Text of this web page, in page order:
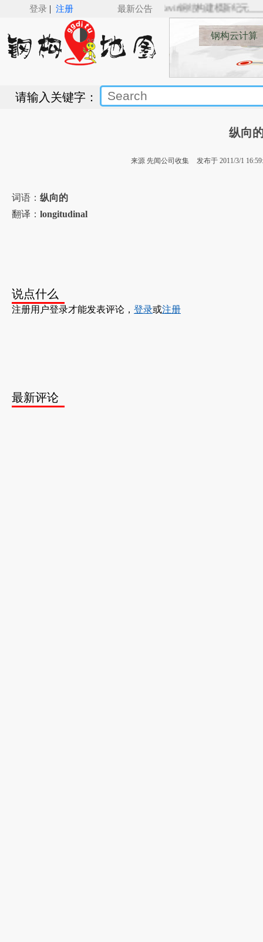
登录 | 注册 最新公告
for Revit（v5.0）来了，Revit钢结构建模新纪元
钢构云计算
请输入关键字：
纵向
来源 先闻公司收集 发布于 2011/3/1
词语： 纵向的
翻译： longitudinal
说点什么
注册用户登录才能发表评论， 登录或注册
最新评论